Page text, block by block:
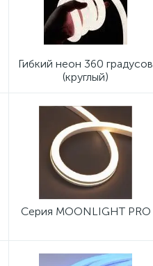
Гибкий неон 360 градусов
(круглый)
Серия MOONLIGHT PRO